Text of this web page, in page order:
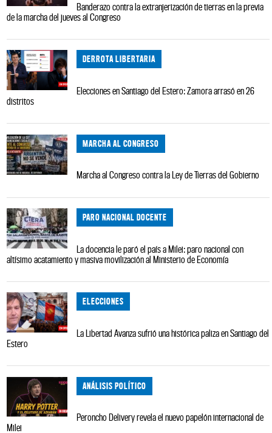
Banderazo contra la extranjerización de tierras en la previa
de la marcha del jueves al Congreso
DERROTA LIBERTARIA
Elecciones en Santiago del Estero: Zamora arrasó en 26
distritos
MARCHA AL CONGRESO
Marcha al Congreso contra la Ley de Tierras del Gobierno
PARO NACIONAL DOCENTE
La docencia le paró el país a Milei: paro nacional con
altísimo acatamiento y masiva movilización al Ministerio de Economía
ELECCIONES
La Libertad Avanza sufrió una histórica paliza en Santiago del
Estero
ANÁLISIS POLÍTICO
Peroncho Delivery revela el nuevo papelón internacional de
Milei